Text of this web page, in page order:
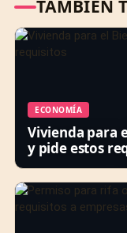
TAMBIÉN
ECONOMÍA
Vivienda para
y pide estos